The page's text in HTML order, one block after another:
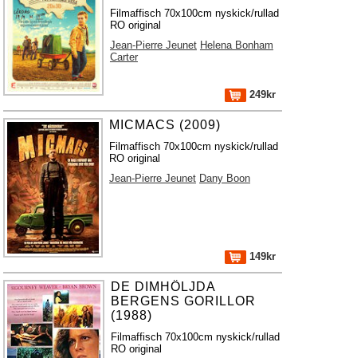
Filmaffisch 70x100cm nyskick/rullad
RO original
Jean-Pierre Jeunet Helena Bonham
Carter
249kr
MICMACS (2009)
Filmaffisch 70x100cm nyskick/rullad
RO original
Jean-Pierre Jeunet Dany Boon
149kr
DE DIMHÖLJDA
BERGENS GORILLOR
(1988)
Filmaffisch 70x100cm nyskick/rullad
RO original